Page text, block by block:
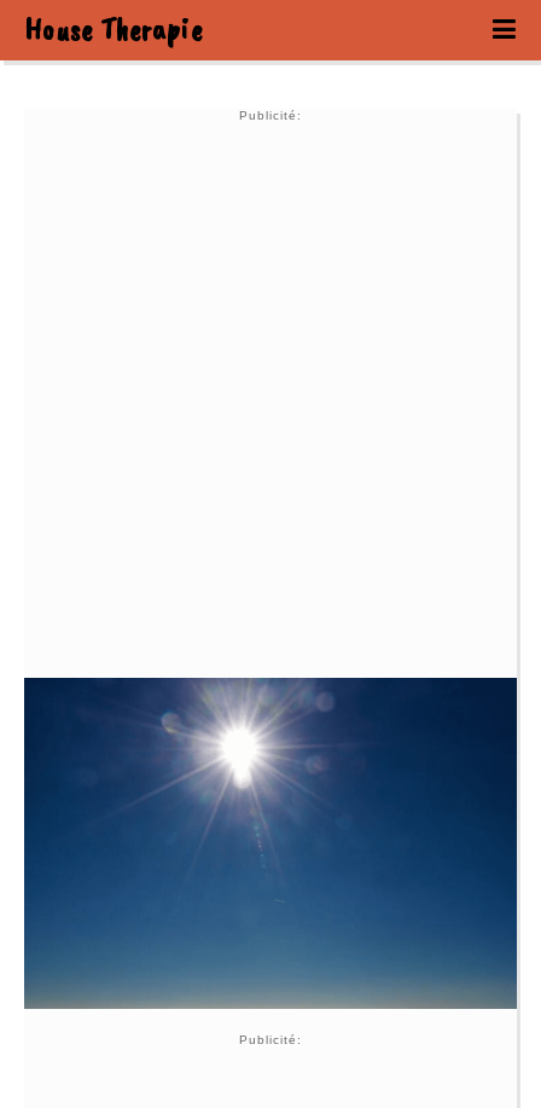
House Therapie
Publicité:
Publicité: